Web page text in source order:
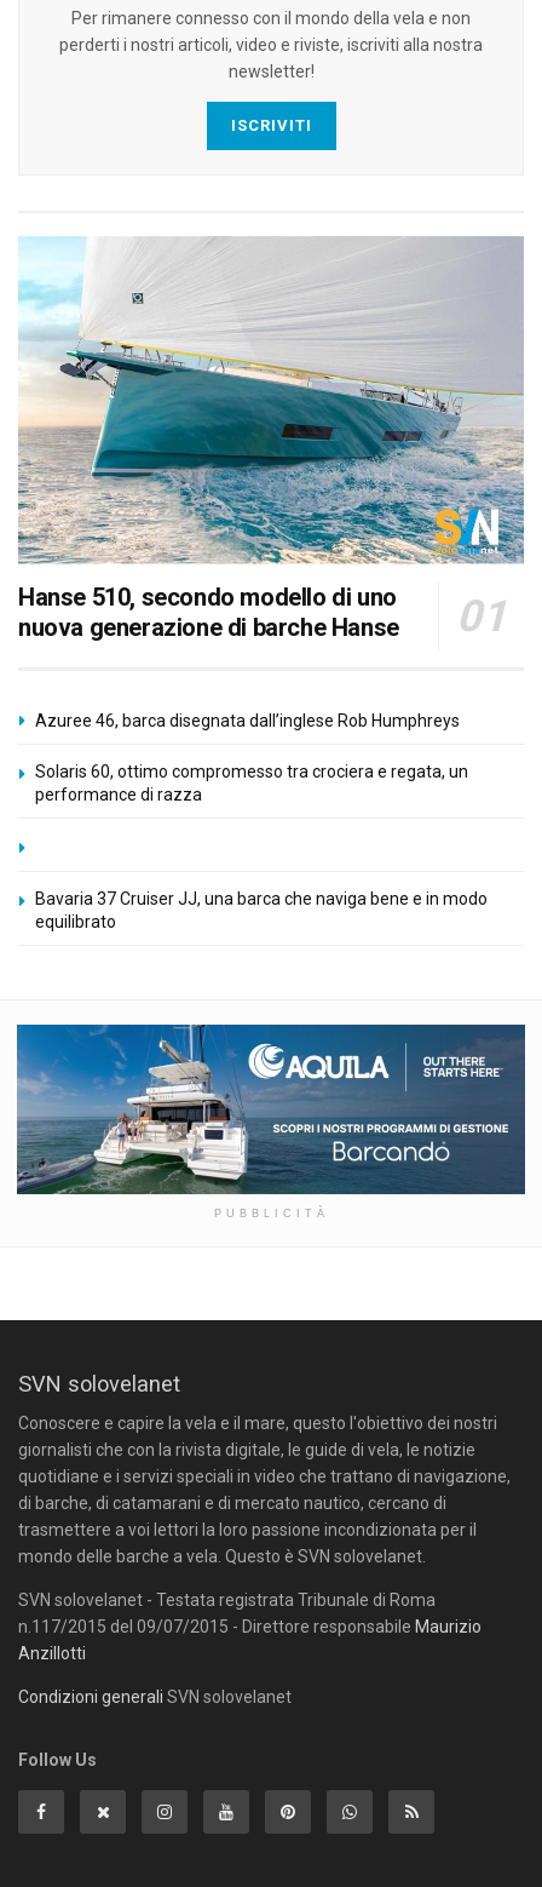
Per rimanere connesso con il mondo della vela e non
perderti i nostri articoli, video e riviste, iscriviti alla nostra
newsletter!
ISCRIVITI
Hanse 510, secondo modello di uno
nuova generazione di barche Hanse
Azuree 46, barca disegnata dall’inglese Rob Humphreys
Solaris 60, ottimo compromesso tra crociera e regata, un
performance di razza
Bavaria 37 Cruiser JJ, una barca che naviga bene e in modo
equilibrato
PUBBLICITÀ
SVN solovelanet
Conoscere e capire la vela e il mare, questo l'obiettivo dei nostri
giornalisti che con la rivista digitale, le guide di vela, le notizie
quotidiane e i servizi speciali in video che trattano di navigazione,
di barche, di catamarani e di mercato nautico, cercano di
trasmettere a voi lettori la loro passione incondizionata per il
mondo delle barche a vela. Questo è SVN solovelanet.
SVN solovelanet - Testata registrata Tribunale di Roma
n.117/2015 del 09/07/2015 - Direttore responsabile Maurizio
Anzillotti
Condizioni generali SVN solovelanet
Follow Us